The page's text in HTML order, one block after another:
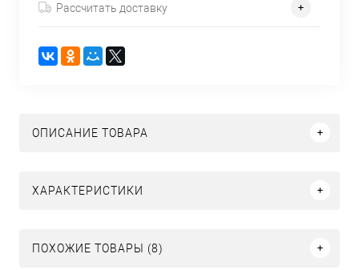
Рассчитать доставку
ОПИСАНИЕ ТОВАРА
ХАРАКТЕРИСТИКИ
ПОХОЖИЕ ТОВАРЫ (8)